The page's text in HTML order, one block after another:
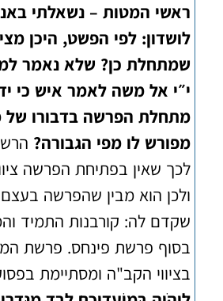
ראשי המטות – נשאלתי
לושדון: לפי הפשט, היכן
שמתחלת כן? שלא נאמר
י״י אל משה לאמר איש כי
מתחלת הפרשה בדבורו של
מפורש לו מפי הגבורה?
לכך שאין בפתיחת הפרשה
ולכן הוא מבין שהפרשה בעצם
שקדם לה: קורבנות התמיד
בסוף פרשת פינחס. פרשת
בציווי הקב"ה ומסתיימת